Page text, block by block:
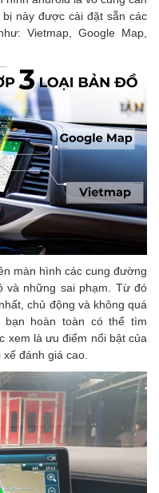
này được cài đặt sẵn các
Vietmap, Google Map,
màn hình các cung đường
và những sai phạm. Từ đó
chủ động và không quá
bạn hoàn toàn có thể tìm
xem là ưu điểm nổi bật của
đánh giá cao.